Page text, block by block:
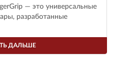
— это универсальные
разработанные
ДАЛЬШЕ